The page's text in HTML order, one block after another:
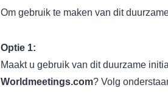
Om gebruik te maken van dit
Optie 1:
Maakt u gebruik van dit duurzame
Worldmeetings.com? Volg